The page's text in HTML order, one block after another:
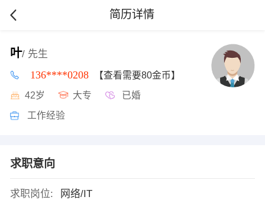
简历详情
叶/ 先生
136****0208 【查看需要80金币】
42岁 大专 已婚
工作经验
求职意向
求职岗位:
网络/IT